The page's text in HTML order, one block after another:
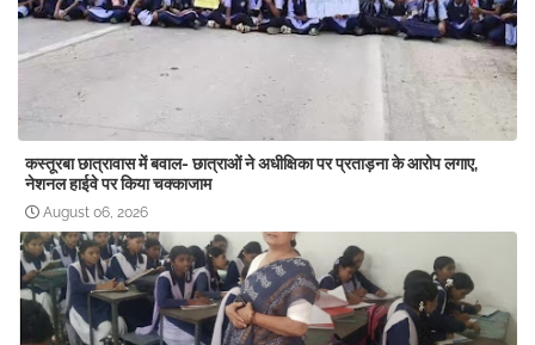
कस्तूरबा छात्रावास में बवाल- छात्राओं ने अधीक्षिका पर प्रताड़ना के आरोप लगाए,
नेशनल हाईवे पर किया चक्काजाम
August 06, 2026